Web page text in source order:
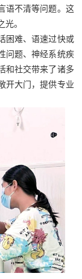
语不清等问题。这
。
困难、语速过快或
问题、神经系统疾
和社交带来了诸多
开大门，提供专业